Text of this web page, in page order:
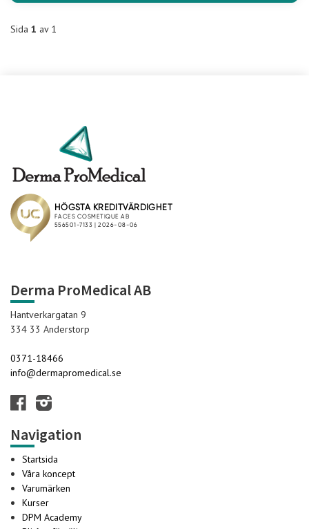
Sida 1 av 1
Derma ProMedical AB
Hantverkargatan 9
334 33 Anderstorp
0371-18466
info@dermapromedical.se
Navigation
Startsida
Våra koncept
Varumärken
Kurser
DPM Academy